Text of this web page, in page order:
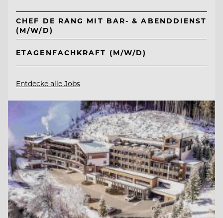
CHEF DE RANG MIT BAR- & ABENDDIENST
(M/W/D)
ETAGENFACHKRAFT (M/W/D)
Entdecke alle Jobs